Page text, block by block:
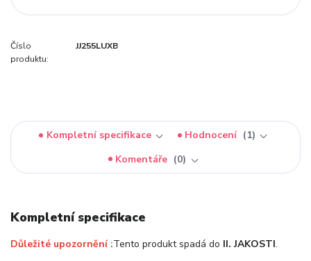
Číslo
produktu:
JJ255LUXB
Kompletní specifikace Hodnocení
1
Komentáře
0
Kompletní specifikace
Důležité upozornění :Tento produkt spadá do II. JAKOSTI.